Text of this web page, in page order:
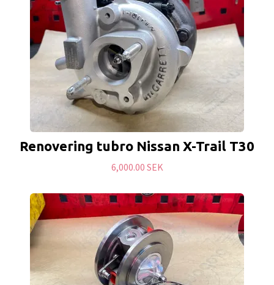
Renovering tubro Nissan X-Trail T30
6,000.00 SEK